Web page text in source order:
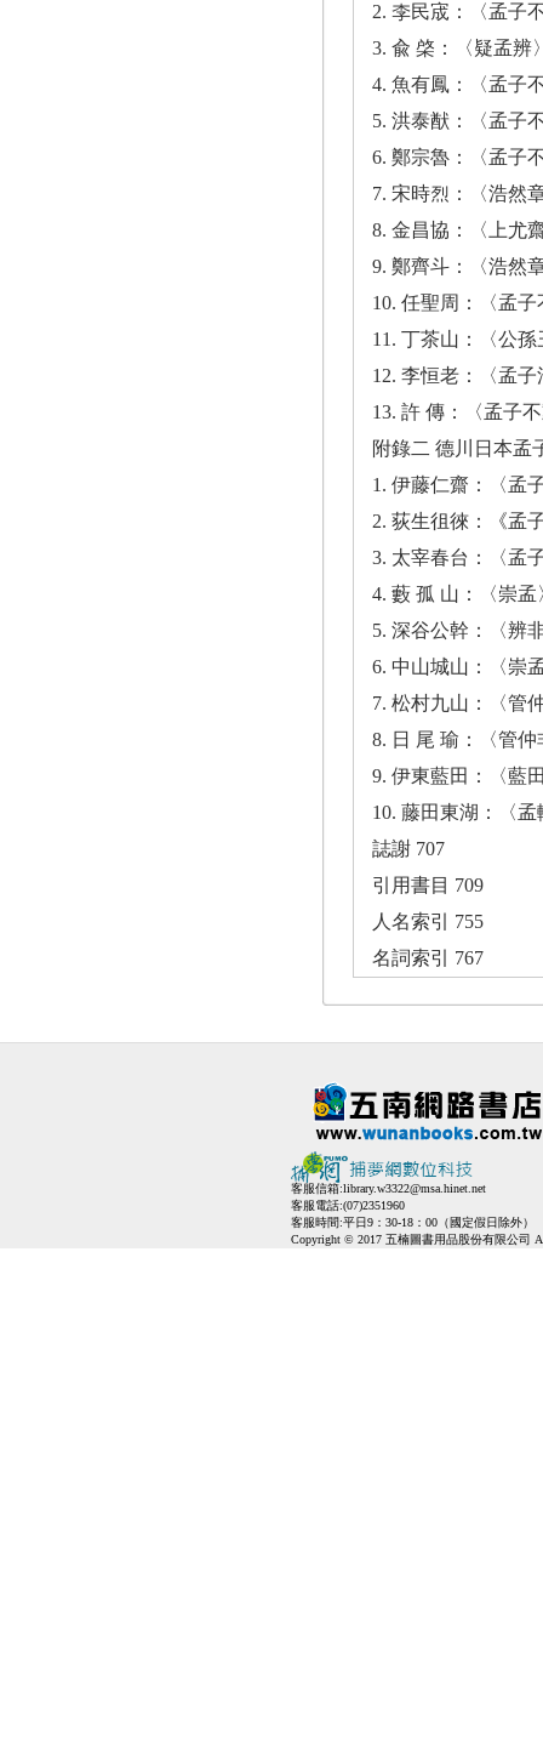
2. 李民宬：〈孟子
3. 兪 棨：〈疑孟辨
4. 魚有鳳：〈孟子
5. 洪泰猷：〈孟子
6. 鄭宗魯：〈孟子
7. 宋時烈：〈浩然
8. 金昌協：〈上尤
9. 鄭齊斗：〈浩然
10. 任聖周：〈孟
11. 丁茶山：〈公
12. 李恒老：〈孟
13. 許 傳：〈孟子
附錄二 德川日本孟
1. 伊藤仁齋：〈孟
2. 荻生徂徠：《孟
3. 太宰春台：〈孟
4. 藪 孤 山：〈崇孟
5. 深谷公幹：〈辨
6. 中山城山：〈崇
7. 松村九山：〈管
8. 日 尾 瑜：〈管仲
9. 伊東藍田：〈藍
10. 藤田東湖：〈孟
誌謝 707
引用書目 709
人名索引 755
名詞索引 767
客服信箱:library.w3322@msa.hinet.net
客服電話:(07)2351960
客服時間:平日9：30-18：00（國定假日除外）
Copyright © 2017 五楠圖書用品股份有限公司